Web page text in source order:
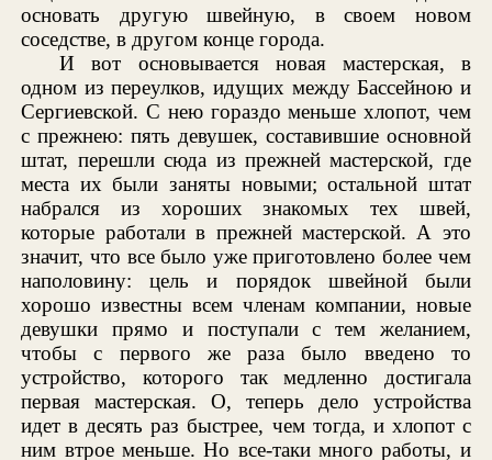
основать другую швейную, в своем новом
соседстве, в другом конце города.
И вот основывается новая мастерская, в
одном из переулков, идущих между Бассейною и
Сергиевской. С нею гораздо меньше хлопот, чем
с прежнею: пять девушек, составившие основной
штат, перешли сюда из прежней мастерской, где
места их были заняты новыми; остальной штат
набрался из хороших знакомых тех швей,
которые работали в прежней мастерской. А это
значит, что все было уже приготовлено более чем
наполовину: цель и порядок швейной были
хорошо известны всем членам компании, новые
девушки прямо и поступали с тем желанием,
чтобы с первого же раза было введено то
устройство, которого так медленно достигала
первая мастерская. О, теперь дело устройства
идет в десять раз быстрее, чем тогда, и хлопот с
ним втрое меньше. Но все-таки много работы, и